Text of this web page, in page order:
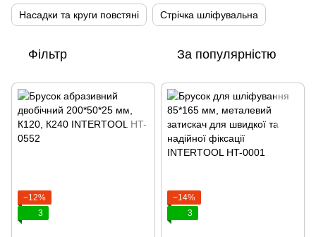
Насадки та круги повстяні Стрічка шліфувальна
Фільтр За популярністю
−12%
3
−14%
3